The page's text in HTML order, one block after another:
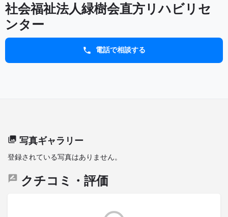
社会福祉法人緑樹会直方リハビリセ
ンター
電話で相談する
写真ギャラリー
登録されている写真はありません。
クチコミ・評価